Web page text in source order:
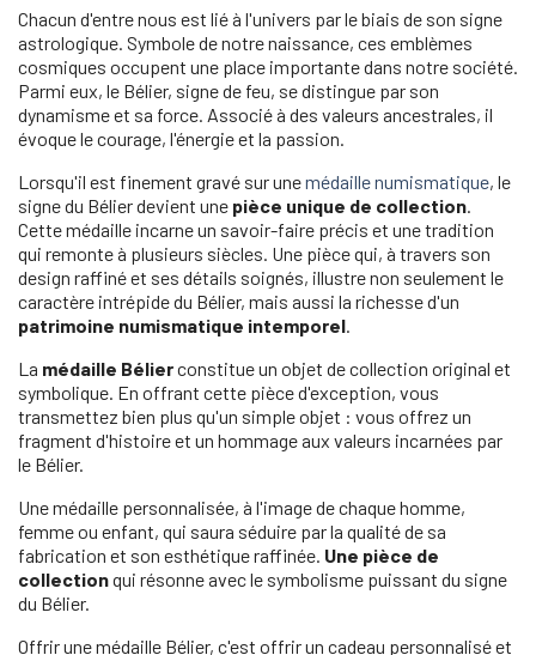
Chacun d'entre nous est lié à l'univers par le biais de son signe
astrologique. Symbole de notre naissance, ces emblèmes
cosmiques occupent une place importante dans notre société.
Parmi eux, le Bélier, signe de feu, se distingue par son
dynamisme et sa force. Associé à des valeurs ancestrales, il
évoque le courage, l'énergie et la passion.
Lorsqu'il est finement gravé sur unemédaille numismatique, le
signe du Bélier devient une pièce unique de collection
Cette médaille incarne un savoir-faire précis et une tradition
qui remonte à plusieurs siècles. Une pièce qui, à travers son
design raffiné et ses détails soignés, illustre non seulement le
caractère intrépide du Bélier, mais aussi la richesse d'un
patrimoine numismatique intemporel
La médaille Bélierconstitue un objet de collection original et
symbolique. En offrant cette pièce d'exception, vous
transmettez bien plus qu'un simple objet : vous offrez un
fragment d'histoire et un hommage aux valeurs incarnées par
le Bélier.
Une médaille personnalisée, à l'image de chaque homme,
femme ou enfant, qui saura séduire par la qualité de sa
fabrication et son esthétique raffinée. Une pièce de
collectionqui résonne avec le symbolisme puissant du signe
du Bélier.
Offrir une médaille Bélier, c'est offrir un cadeau personnalisé et